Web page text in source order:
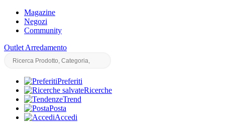
Magazine
Negozi
Community
Outlet Arredamento
Preferiti
Ricerche
Trend
Posta
Accedi